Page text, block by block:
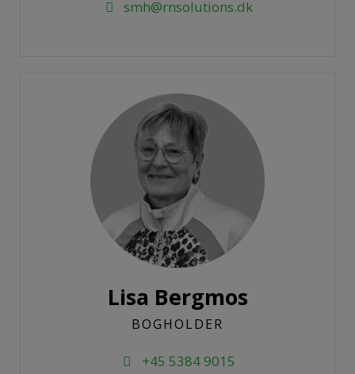
smh@rnsolutions.dk
Lisa Bergmos
BOGHOLDER
+45 5384 9015